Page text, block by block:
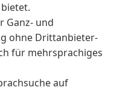
Ganz- und
ohne Drittanbieter-
für mehrsprachiges
auf